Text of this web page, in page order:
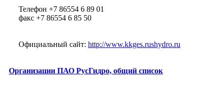
Телефон +7 86554 6 89 01
факс +7 86554 6 85 50
Официальный сайт: http://www.kkges.rushydro.ru
Организации ПАО РусГидро, общий список